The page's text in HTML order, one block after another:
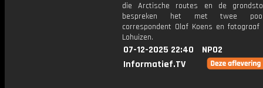
die Arctische routes en de
bespreken het met twee
correspondent Olaf Koens en fotograaf
Lohuizen.
07-12-2025 22:40
NPO2
Informatief.TV